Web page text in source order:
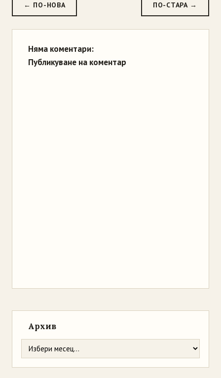
← ПО-НОВА ПО-СТАРА →
Няма коментари:
Публикуване на коментар
Архив